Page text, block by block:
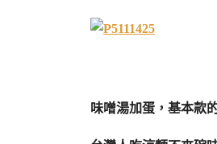
味噌湯加蛋，基本款